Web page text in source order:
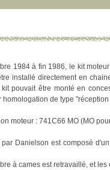
1984 à fin 1986, le kit
installé directement en
pouvait être monté en
de type
moteur : 741C66 MO (MO
Danielson est composé
à cames est retravaillé, et les